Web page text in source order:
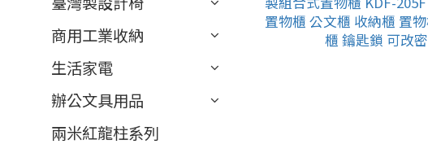
商用工業收納
生活家電
辦公文具用品
兩米紅龍柱系列